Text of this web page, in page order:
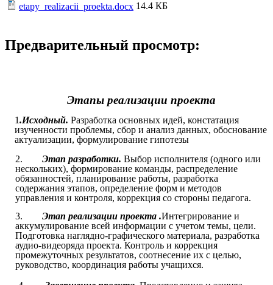
etapy_realizacii_proekta.docx 14.4 КБ
Предварительный просмотр:
Этапы реализации проекта
1.Исходный. Разработка основных идей, констатация
изученности проблемы, сбор и анализ данных, обоснование
актуализации, формулирование гипотезы
2. Этап разработки. Выбор исполнителя (одного или
нескольких), формирование команды, распределение
обязанностей, планирование работы, разработка
содержания этапов, определение форм и методов
управления и контроля, коррекция со стороны педагога.
3. Этап реализации проекта .Интегрирование и
аккумулирование всей информации с учетом темы, цели.
Подготовка наглядно-графического материала, разработка
аудио-видеоряда проекта. Контроль и коррекция
промежуточных результатов, соотнесение их с целью,
руководство, координация работы учащихся.